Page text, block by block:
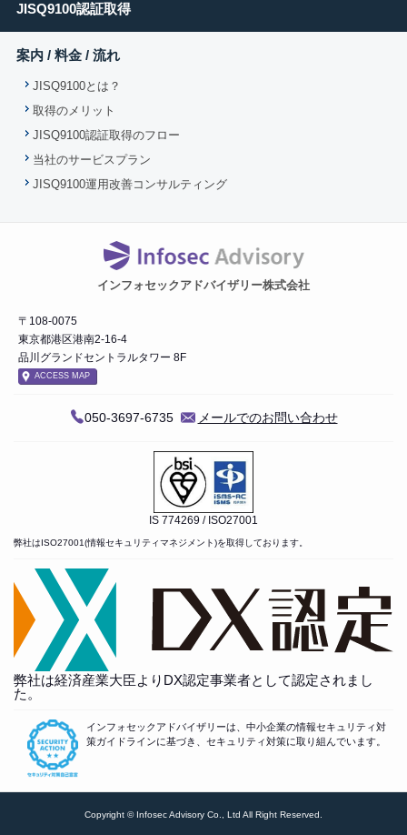
JISQ9100認証取得
案内 / 料金 / 流れ
JISQ9100とは？
取得のメリット
JISQ9100認証取得のフロー
当社のサービスプラン
JISQ9100運用改善コンサルティング
インフォセックアドバイザリー株式会社
〒108-0075
東京都港区港南2-16-4
品川グランドセントラルタワー 8F
ACCESS MAP
050-3697-6735 メールでのお問い合わせ
IS 774269 / ISO27001
弊社はISO27001(情報セキュリティマネジメント)を取得しております。
弊社は経済産業大臣よりDX認定事業者として認定されまし
た。
インフォセックアドバイザリーは、中小企業の情報セキュリティ対
策ガイドラインに基づき、セキュリティ対策に取り組んでいます。
Copyright © Infosec Advisory Co., Ltd All Right Reserved.